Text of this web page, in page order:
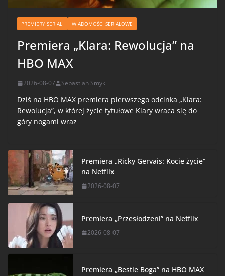
PREMIERY SERIALI WIADOMOŚCI SERIALOWE
Premiera „Klara: Rewolucja” na
HBO MAX
2026-08-07 Sebastian Smyk
Dziś na HBO MAX premiera pierwszego odcinka „Klara:
Rewolucja”, w której życie tytułowe Klary wraca się do
góry nogami wraz
Premiera „Ricky Gervais: Kocie życie”
na Netflix
2026-08-07
Premiera „Przesłodzeni” na Netflix
2026-08-07
Premiera „Bestie Boga” na HBO MAX